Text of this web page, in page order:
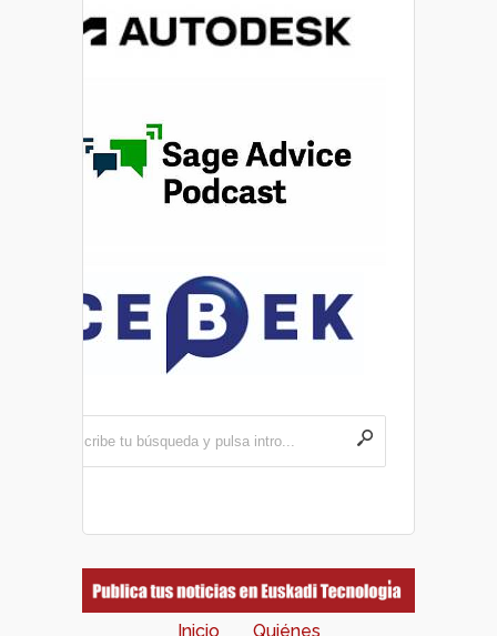
Inicio Quiénes